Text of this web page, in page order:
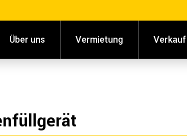
Über uns Vermietung Verkauf